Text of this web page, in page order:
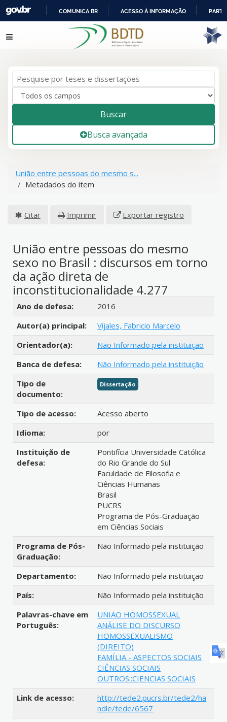
IR
PARA
COMUNICA BR ACESSO À INFORMAÇÃO
Pular para o conteúdo
Buscar
Busca avançada
União entre pessoas do mesmo s...
Metadados do item
Citar Imprimir Exportar registro
União entre pessoas do mesmo
sexo no Brasil : discursos em torno
da ação direta de
inconstitucionalidade 4.277
Detalhes bibliográficos
Ano de defesa:
2016
Autor(a) principal:
Vijales, Fabricio Marcelo
Orientador(a):
Não Informado pela instituição
Banca de defesa:
Não Informado pela instituição
Tipo de
documento:
Dissertação
Tipo de acesso:
Acesso aberto
Idioma:
por
Instituição de
defesa:
Pontifícia Universidade Católica
do Rio Grande do Sul
Faculdade de Filosofia e
Ciências Humanas
Brasil
PUCRS
Programa de Pós-Graduação
em Ciências Sociais
Programa de Pós-
Graduação:
Não Informado pela instituição
Departamento:
Não Informado pela instituição
País:
Não Informado pela instituição
Palavras-chave em
Português:
UNIÃO HOMOSSEXUAL
ANÁLISE DO DISCURSO
HOMOSSEXUALISMO
(DIREITO)
FAMÍLIA - ASPECTOS SOCIAIS
CIÊNCIAS SOCIAIS
OUTROS::CIENCIAS SOCIAIS
Link de acesso:
http://tede2.pucrs.br/tede2/ha
ndle/tede/6567